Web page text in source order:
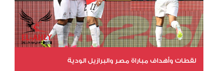
لقطات وأهداف مباراة مصر والبرازيل الودية